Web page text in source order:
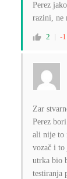
Perez
razini, ne
2 -1
Zar
Perez
ali nije to
vozač i to
utrka bio
testiranja